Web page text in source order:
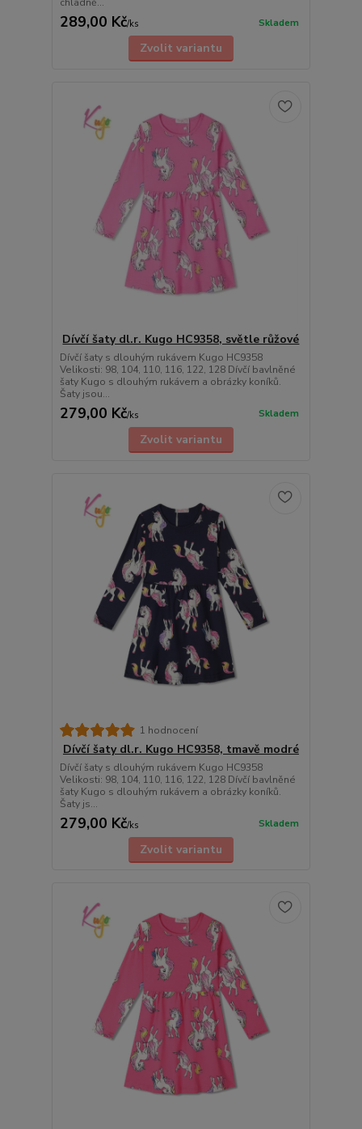
chladně...
289,00 Kč/ks Skladem
Zvolit variantu
Dívčí šaty dl.r. Kugo HC9358, světle růžové
Dívčí šaty s dlouhým rukávem Kugo HC9358
Velikosti: 98, 104, 110, 116, 122, 128 Dívčí bavlněné
šaty Kugo s dlouhým rukávem a obrázky koníků.
Šaty jsou...
279,00 Kč/ks Skladem
Zvolit variantu
1 hodnocení
Dívčí šaty dl.r. Kugo HC9358, tmavě modré
Dívčí šaty s dlouhým rukávem Kugo HC9358
Velikosti: 98, 104, 110, 116, 122, 128 Dívčí bavlněné
šaty Kugo s dlouhým rukávem a obrázky koníků.
Šaty js...
279,00 Kč/ks Skladem
Zvolit variantu